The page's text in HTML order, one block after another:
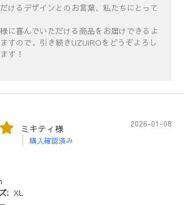
けるデザインとのお言葉、私たちにとって
に喜んでいただける商品をお届けできるよ
すので、引き続きUZUiROをどうぞよろし
す！
ミキティ様
購入確認済み
2026-01-08
: XL